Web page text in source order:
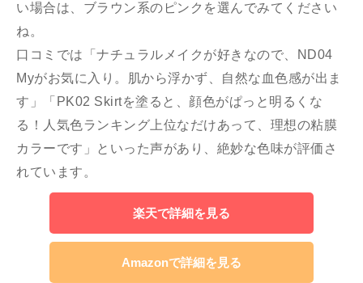
い場合は、ブラウン系のピンクを選んでみてください
ね。
口コミでは「ナチュラルメイクが好きなので、ND04
Myがお気に入り。肌から浮かず、自然な血色感が出ま
す」「PK02 Skirtを塗ると、顔色がぱっと明るくな
る！人気色ランキング上位なだけあって、理想の粘膜
カラーです」といった声があり、絶妙な色味が評価さ
れています。
楽天で詳細を見る
Amazonで詳細を見る